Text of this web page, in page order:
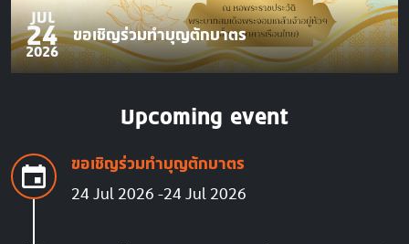
JUL
24
2026
ขอเชิญร่วมทำบุญตักบาตร
Upcoming event
ขอเชิญร่วมทำบุญตักบาตร
24 Jul 2026 24 Jul 2026